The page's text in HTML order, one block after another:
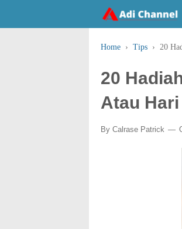
Home › Tips › 20
20
Atau
By Calrase Patrick